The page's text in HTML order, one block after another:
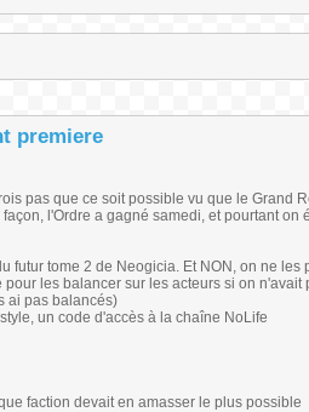
premiere
pas que ce soit possible vu que le Grand
l'Ordre a gagné samedi, et pourtant
futur tome 2 de Neogicia. Et NON, on ne les
les balancer sur les acteurs si on
ai pas balancés)
un code d'accès à la chaîne NoLife
faction devait en amasser le plus possible